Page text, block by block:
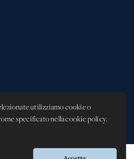
utilizziamo cookie o
specificato nella cookie policy.